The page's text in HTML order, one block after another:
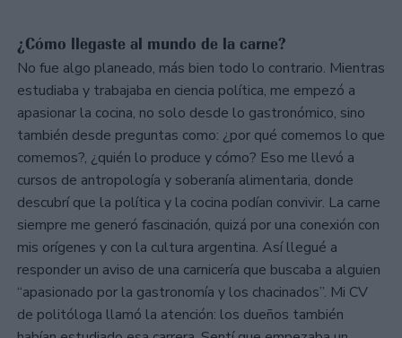
¿Cómo llegaste al mundo de la carne?
No fue algo planeado, más bien todo lo contrario. Mientras
estudiaba y trabajaba en ciencia política, me empezó a
apasionar la cocina, no solo desde lo gastronómico, sino
también desde preguntas como: ¿por qué comemos lo que
comemos?, ¿quién lo produce y cómo? Eso me llevó a
cursos de antropología y soberanía alimentaria, donde
descubrí que la política y la cocina podían convivir. La carne
siempre me generó fascinación, quizá por una conexión con
mis orígenes y con la cultura argentina. Así llegué a
responder un aviso de una carnicería que buscaba a alguien
“apasionado por la gastronomía y los chacinados”. Mi CV
de politóloga llamó la atención: los dueños también